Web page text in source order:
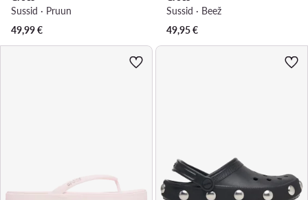
Sussid · Pruun
49,99€
Sussid · Beež
49,95€